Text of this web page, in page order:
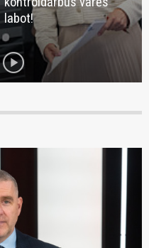
labot!
play_circle